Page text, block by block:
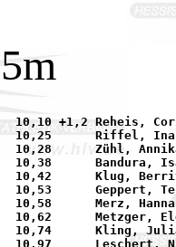
Reheis, Corinne		85	LAZ Mühlheim			12.06.	Fulda
85	LAZ Bruchköbel			25.04.	Bruchköbel
86	SKG Sprendlingen		01.05.	Obertshausen
85	LAZ Bruchköbel			12.09.	Schlüchtern
85	LAZ Bruchköbel			12.09.	Schlüchtern
85	LAZ Bruchköbel			25.04.	Bruchköbel
85	TV Langenselbold		12.09.	Schlüchtern
85	LAZ Bruchköbel			12.09.	Schlüchtern
86	TG 1837 Hanau			16.05.	Niederrodenbach